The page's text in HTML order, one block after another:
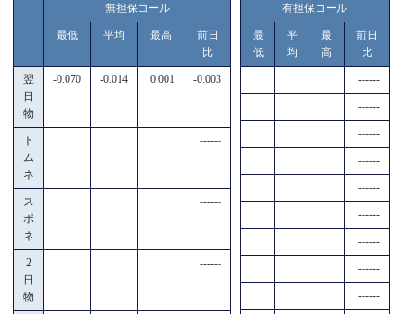
無担保コール
最低 平均 最高
前日
比
翌
日
物
-0.070 -0.014 0.001 -0.003
ト
ム
ネ
------
ス
ポ
ネ
------
2
日
物
------
有担保コール
最
低
平
均
最
高
前日
比
------
------
------
------
------
------
------
------
------